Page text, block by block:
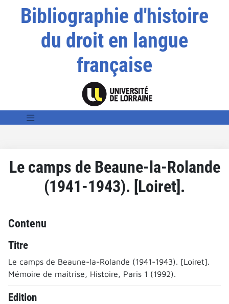
Bibliographie d'histoire
du droit en langue
française
Le camps de Beaune-la-Rolande
(1941-1943). [Loiret].
Contenu
Titre
Le camps de Beaune-la-Rolande (1941-1943). [Loiret].
Mémoire de maîtrise, Histoire, Paris 1 (1992).
Edition